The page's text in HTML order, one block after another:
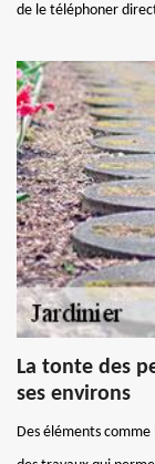
de le téléphoner
La tonte des
ses environs
Des éléments